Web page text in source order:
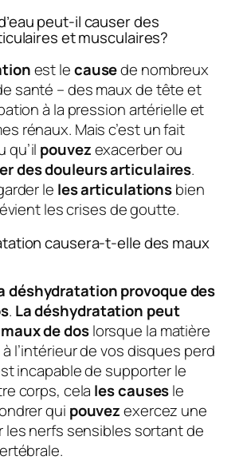
peut-il causer des
et musculaires?
est lecausede nombreux
santé – des maux de tête et
à la pression artérielle et
rénaux. Mais c’est un fait
qu’il pouvezexacerber ou
des douleurs articulaires.
le les articulationsbien
les crises de goutte.
causera-t-elle des maux
déshydratation provoque des
. La déshydratation peut
de doslorsque la matière
l’intérieur de vos disques perd
incapable de supporter le
corps, cela les causesle
qui pouvezexercez une
les nerfs sensibles sortant de